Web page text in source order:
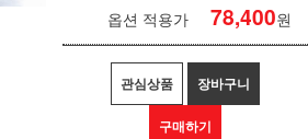
옵션 적용가 78,400원
관심상품 장바구니
구매하기